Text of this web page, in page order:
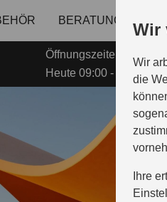
Wir
Wir
die
Ihre
BERATUNG & KAUF
Öffnungszeiten Service:
Heute 09:00 - 12:00